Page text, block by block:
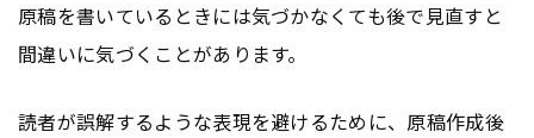
原稿を書いているときには気づかなくても後で見直すと
間違いに気づくことがあります。
読者が誤解するような表現を避けるために、原稿作成後